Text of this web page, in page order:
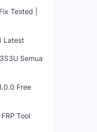
Tested |
Latest
Semua
Free
Tool